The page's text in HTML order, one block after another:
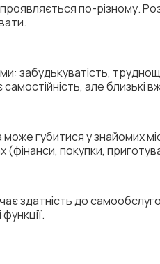
по-різному.
забудькуватість,
але близькі
губитися у знайомих
покупки,
здатність до